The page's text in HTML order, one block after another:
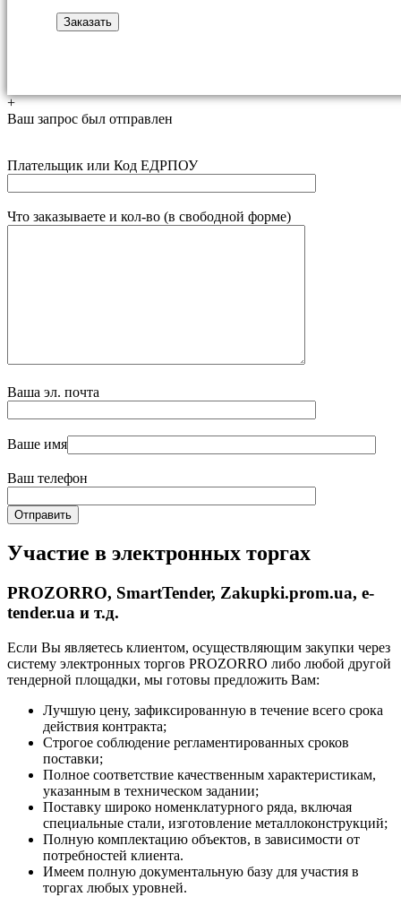
+
Ваш запрос был отправлен
Плательщик или Код ЕДРПОУ
Что заказываете и кол-во (в свободной форме)
Ваша эл. почта
Ваше имя
Ваш телефон
Участие в электронных торгах
PROZORRO, SmartTender, Zakupki.prom.ua, e-
tender.ua и т.д.
Если Вы являетесь клиентом, осуществляющим закупки через
систему электронных торгов PROZORRO либо любой другой
тендерной площадки, мы готовы предложить Вам:
Лучшую цену, зафиксированную в течение всего срока
действия контракта;
Строгое соблюдение регламентированных сроков
поставки;
Полное соответствие качественным характеристикам,
указанным в техническом задании;
Поставку широко номенклатурного ряда, включая
специальные стали, изготовление металлоконструкций;
Полную комплектацию объектов, в зависимости от
потребностей клиента.
Имеем полную документальную базу для участия в
торгах любых уровней.